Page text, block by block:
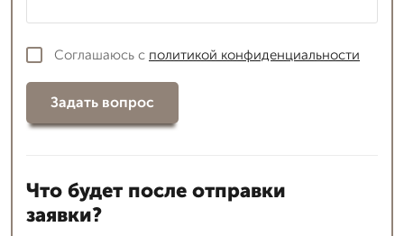
Соглашаюсь с политикой конфиденциальности
Задать вопрос
Что будет после отправки
заявки?